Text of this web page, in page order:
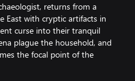
returns from a
East with cryptic artifacts in
curse into their tranquil
plague the household, and
the focal point of the